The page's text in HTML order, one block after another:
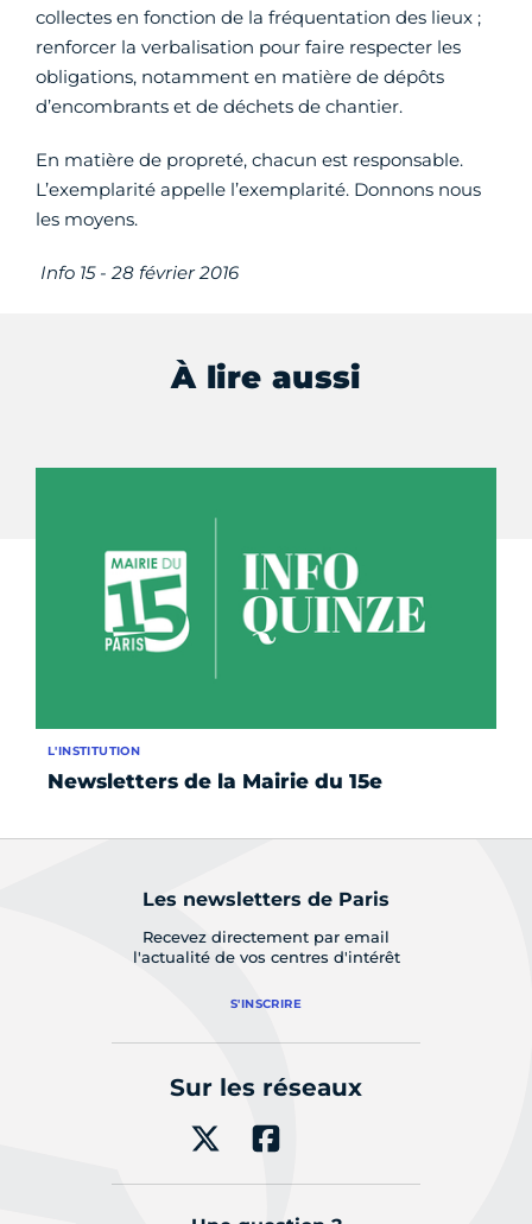
collectes en fonction de la fréquentation des lieux ;
renforcer la verbalisation pour faire respecter les
obligations, notamment en matière de dépôts
d’encombrants et de déchets de chantier.
En matière de propreté, chacun est responsable.
L’exemplarité appelle l’exemplarité. Donnons nous
les moyens.
Info 15 -28 février 2016
À lire aussi
Newsletters de la Mairie du 15e
L'INSTITUTION
Les newsletters de Paris
Recevez directement par email
l'actualité de vos centres d'intérêt
S'INSCRIRE
Sur les réseaux